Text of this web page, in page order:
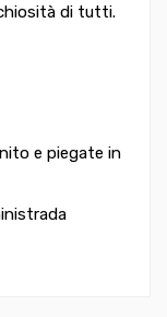
di tutti.
e piegate in